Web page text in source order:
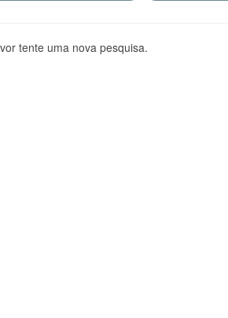
tente uma nova pesquisa.